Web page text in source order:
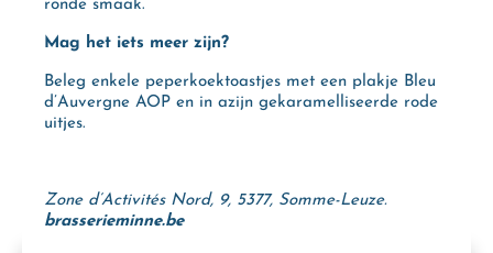
ronde smaak.
Mag het iets meer zijn?
Beleg enkele peperkoektoastjes met een plakje Bleu
d’Auvergne AOP en in azijn gekaramelliseerde rode
uitjes.
Zone d’Activités Nord, 9, 5377, Somme-Leuze.
brasserieminne.be